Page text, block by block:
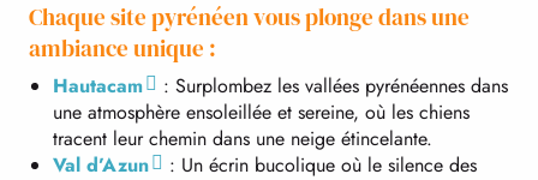
Chaque site pyrénéen vous plonge dans une
ambiance unique :
Hautacam
: Surplombez les vallées pyrénéennes dans
une atmosphère ensoleillée et sereine, où les chiens
tracent leur chemin dans une neige étincelante.
Val d’Azun
: Un écrin bucolique où le silence des